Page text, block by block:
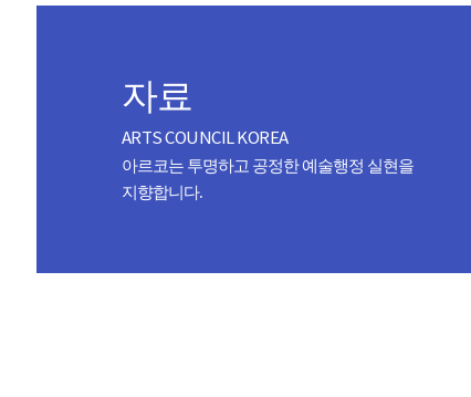
자료
ARTS COUNCIL KOREA
아르코는 투명하고 공정한 예술행정 실현을
지향합니다.